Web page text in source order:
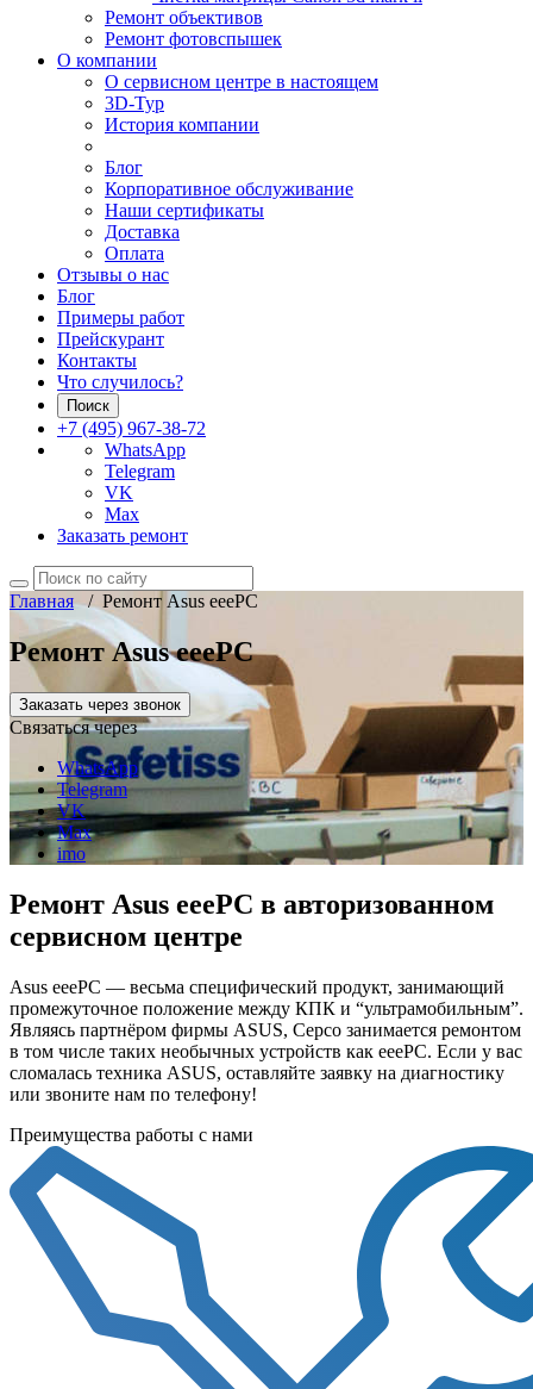
Ремонт объективов
Ремонт фотовспышек
О компании
О сервисном центре в настоящем
3D-Тур
История компании
Блог
Корпоративное обслуживание
Наши сертификаты
Доставка
Оплата
Отзывы о нас
Блог
Примеры работ
Прейскурант
Контакты
Что случилось?
Поиск
+7 (495) 967-38-72
WhatsApp
Telegram
VK
Max
Заказать ремонт
Главная/ Ремонт Asus eeePC
Ремонт Asus eeePC
Заказать через звонок
Связаться через
WhatsApp
Telegram
VK
Max
imo
Ремонт Asus eeePC в авторизованном
сервисном центре
Asus eeePC — весьма специфический продукт, занимающий
промежуточное положение между КПК и “ультрамобильным”.
Являясь партнёром фирмы ASUS, Серсо занимается ремонтом
в том числе таких необычных устройств как eeePC. Если у вас
сломалась техника ASUS, оставляйте заявку на диагностику
или звоните нам по телефону!
Преимущества работы с нами